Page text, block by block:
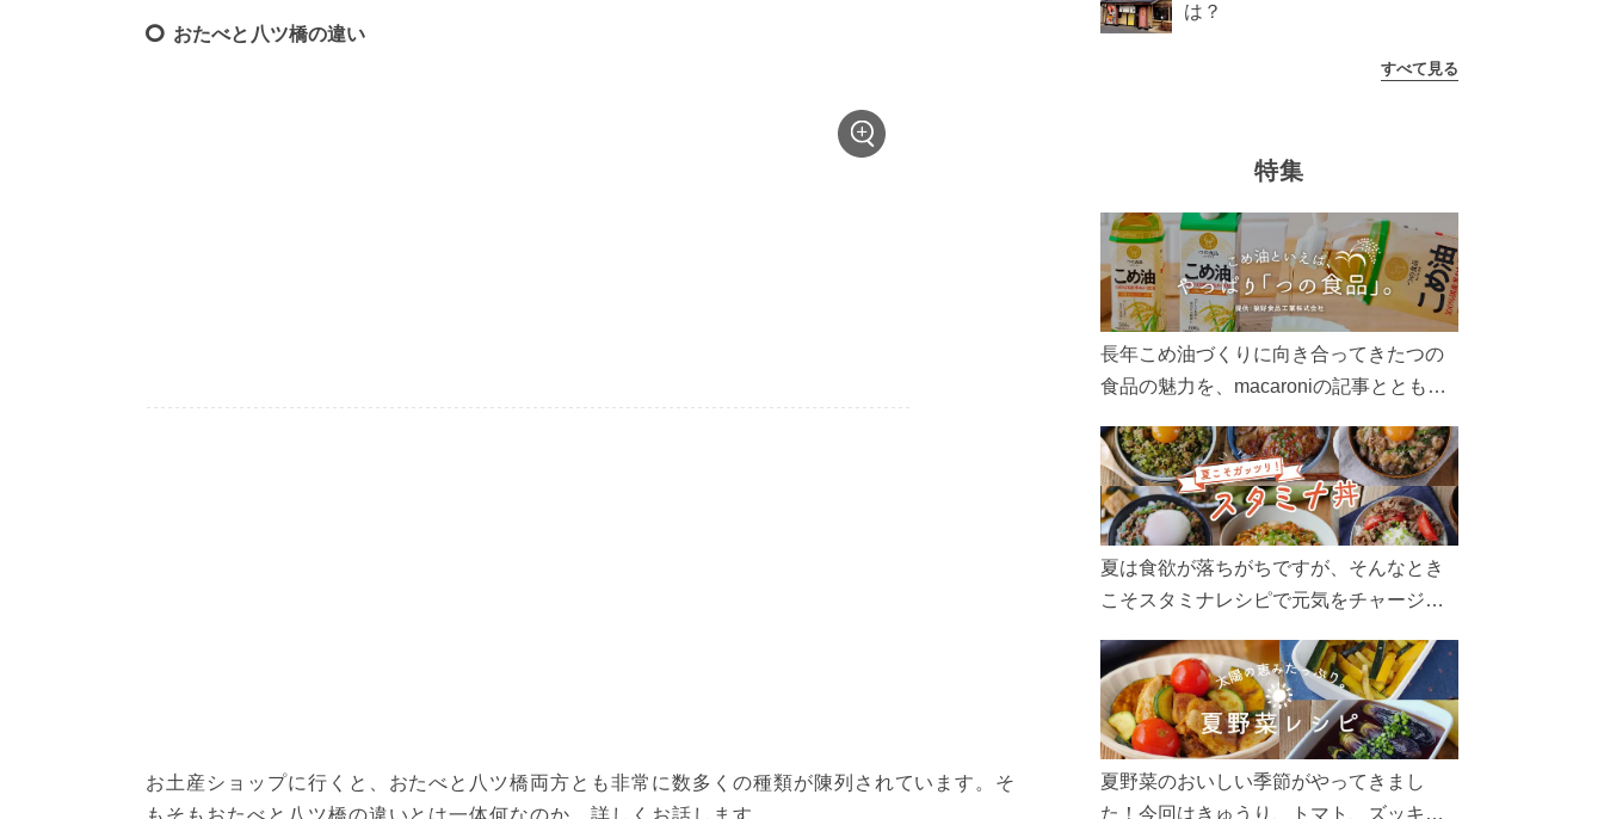
おたべと八ツ橋の違い
お土産ショップに行くと、おたべと八ツ橋両方とも非常に数多くの種類が陳列されています。そ
もそもおたべと八ツ橋の違いとは一体何なのか、詳しくお話します。
は？
すべて見る
特集
長年こめ油づくりに向き合ってきたつの
食品の魅力を、macaroniの記事とともに
ん、製造現場や品質へのこだわりまで。
こめ油をもっと好きになるコンテンツを
ぜひお楽しみください。
夏は食欲が落ちがちですが、そんなとき
こそスタミナレシピで元気をチャージ！
リ食べて、夏バテを吹き飛ばしましょ
う！
夏野菜のおいしい季節がやってきまし
た！今回はきゅうり、トマト、ズッキー